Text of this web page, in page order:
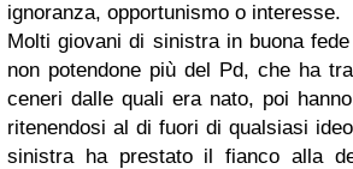
ignoranza, opportunismo o interesse.
Molti giovani di sinistra in buona
non potendone più del Pd, che ha
ceneri dalle quali era nato, poi
ritenendosi al di fuori di qualsiasi
sinistra ha prestato il fianco alla